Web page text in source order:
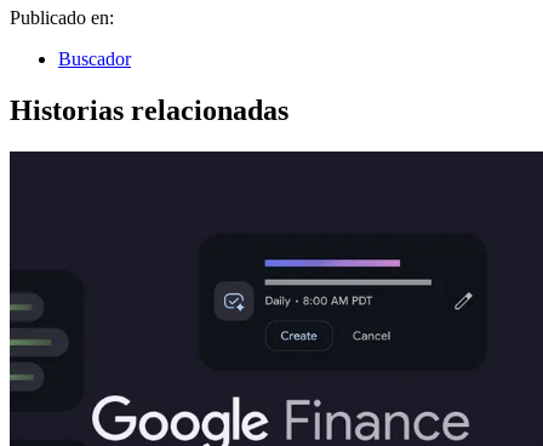
Publicado en:
Buscador
Historias relacionadas